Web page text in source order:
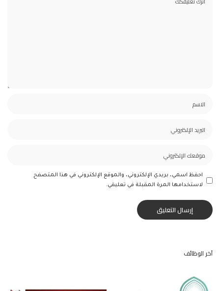
احفظ اسمي، بريدي الإلكتروني، والموقع الإلكتروني في هذا المتصفح
لاستخدامها المرة المقبلة في تعليقي.
آخر الوظائف